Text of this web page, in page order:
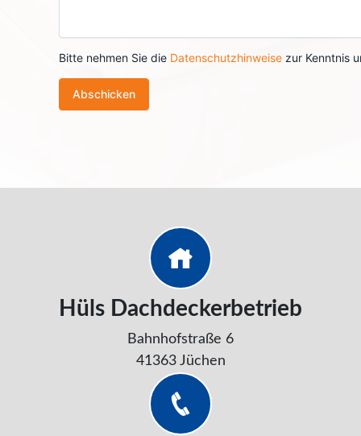
Hüls Dachdeckerbetrieb
Bahnhofstraße 6
41363 Jüchen